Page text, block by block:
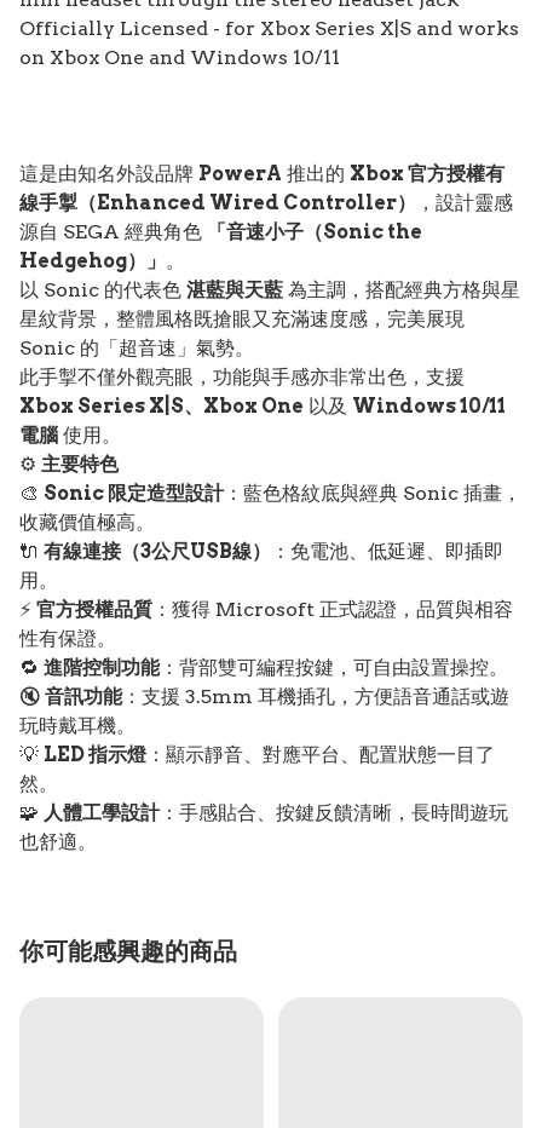
Officially Licensed - for Xbox Series X|S and works
on Xbox One and Windows 10/11
這是由知名外設品牌 PowerA 推出的 Xbox 官方授權有
線手掣（Enhanced Wired Controller）
，設計靈感
源自 SEGA 經典角色
「音速小子（Sonic the
Hedgehog）」 。
以 Sonic 的代表色 湛藍與天藍 為主調，搭配經典方格與星
星紋背景，整體風格既搶眼又充滿速度感，完美展現
Sonic 的「超音速」氣勢。
此手掣不僅外觀亮眼，功能與手感亦非常出色，支援
Xbox Series X|S、Xbox One 以及 Windows 10/11
電腦 使用。
⚙️ 主要特色
🎨 Sonic 限定造型設計：藍色格紋底與經典 Sonic 插畫，
收藏價值極高。
🔌 有線連接（3公尺USB線）
：免電池、低延遲、即插即
用。
⚡ 官方授權品質 ：獲得 Microsoft 正式認證，品質與相容
性有保證。
🔁 進階控制功能：背部雙可編程按鍵，可自由設置操控。
🔇 音訊功能：支援 3.5mm 耳機插孔，方便語音通話或遊
玩時戴耳機。
💡 LED 指示燈：顯示靜音、對應平台、配置狀態一目了
然。
🧩 人體工學設計：手感貼合、按鍵反饋清晰，長時間遊玩
也舒適。
你可能感興趣的商品